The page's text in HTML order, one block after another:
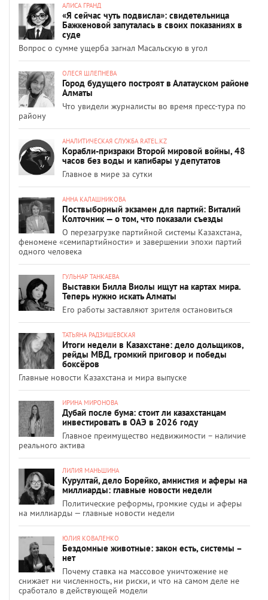
АЛИСА ГРАНД
«Я сейчас чуть подвисла»: свидетельница
Бажкеновой запуталась в своих показаниях в
суде
Вопрос о сумме ущерба загнал Масальскую в угол
ОЛЕСЯ ШЛЕПНЕВА
Город будущего построят в Алатауском районе
Алматы
Что увидели журналисты во время пресс-тура по
району
АНАЛИТИЧЕСКАЯ СЛУЖБА RATEL.KZ
Корабли-призраки Второй мировой войны, 48
часов без воды и капибары у депутатов
Главное в мире за сутки
АННА КАЛАШНИКОВА
Поствыборный экзамен для партий: Виталий
Колточник — о том, что показали съезды
О перезагрузке партийной системы Казахстана,
феномене «семипартийности» и завершении эпохи партий
одного человека
ГУЛЬНАР ТАНКАЕВА
Выставки Билла Виолы ищут на картах мира.
Теперь нужно искать Алматы
Его работы заставляют зрителя остановиться
ТАТЬЯНА РАДЗИШЕВСКАЯ
Итоги недели в Казахстане: дело дольщиков,
рейды МВД, громкий приговор и победы
боксёров
Главные новости Казахстана и мира выпуске
ИРИНА МИРОНОВА
Дубай после бума: стоит ли казахстанцам
инвестировать в ОАЭ в 2026 году
Главное преимущество недвижимости – наличие
реального актива
ЛИЛИЯ МАНЬШИНА
Курултай, дело Борейко, амнистия и аферы на
миллиарды: главные новости недели
Политические реформы, громкие суды и аферы
на миллиарды — главные новости недели
ЮЛИЯ КОВАЛЕНКО
Бездомные животные: закон есть, системы –
нет
Почему ставка на массовое уничтожение не
снижает ни численность, ни риски, и что на самом деле не
сработало в действующей модели